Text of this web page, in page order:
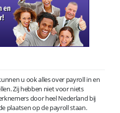
u ook alles over payroll in en
Zij hebben niet voor niets
door heel Nederland bij
plaatsen op de payroll staan.